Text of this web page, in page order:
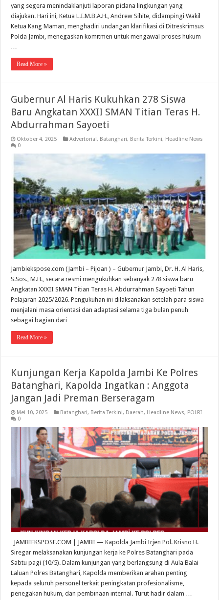
yang segera menindaklanjuti laporan pidana lingkungan yang
diajukan. Hari ini, Ketua L.I.M.B.A.H., Andrew Sihite, didampingi Wakil
Ketua Kang Maman, menghadiri undangan klarifikasi di Ditreskrimsus
Polda Jambi, menegaskan komitmen untuk mengawal proses hukum
…
Read More »
Gubernur Al Haris Kukuhkan 278 Siswa
Baru Angkatan XXXII SMAN Titian Teras H.
Abdurrahman Sayoeti
Oktober 4, 2025 Advertorial, Batanghari, Berita Terkini, Headline News
0
Jambiekspose.com (Jambi – Pijoan ) – Gubernur Jambi, Dr. H. Al Haris,
S.Sos., M.H., secara resmi mengukuhkan sebanyak 278 siswa baru
Angkatan XXXII SMAN Titian Teras H. Abdurrahman Sayoeti Tahun
Pelajaran 2025/2026. Pengukuhan ini dilaksanakan setelah para siswa
menjalani masa orientasi dan adaptasi selama tiga bulan penuh
sebagai bagian dari …
Read More »
Kunjungan Kerja Kapolda Jambi Ke Polres
Batanghari, Kapolda Ingatkan : Anggota
Jangan Jadi Preman Berseragam
Mei 10, 2025 Batanghari, Berita Terkini, Daerah, Headline News, POLRI
0
JAMBIEKSPOSE.COM | JAMBI — Kapolda Jambi Irjen Pol. Krisno H.
Siregar melaksanakan kunjungan kerja ke Polres Batanghari pada
Sabtu pagi (10/5). Dalam kunjungan yang berlangsung di Aula Balai
Laluan Polres Batanghari, Kapolda memberikan arahan penting
kepada seluruh personel terkait peningkatan profesionalisme,
penegakan hukum, dan pembinaan internal. Turut hadir dalam …